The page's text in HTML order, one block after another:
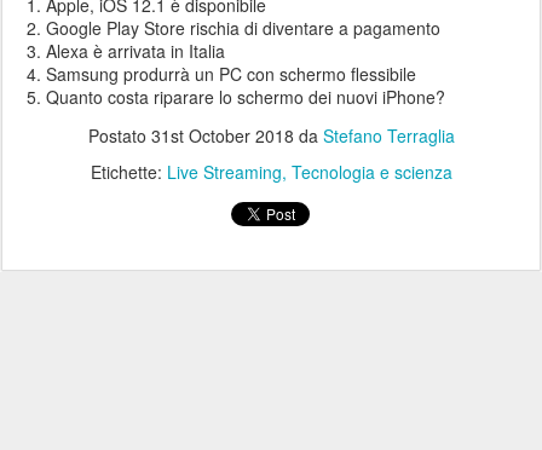
Apple, iOS 12.1 è disponibile
Google Play Store rischia di diventare a pagamento
Alexa è arrivata in Italia
Samsung produrrà un PC con schermo flessibile
Quanto costa riparare lo schermo dei nuovi iPhone?
Postato 31st October 2018 da Stefano Terraglia
Etichette: Live Streaming Tecnologia e scienza